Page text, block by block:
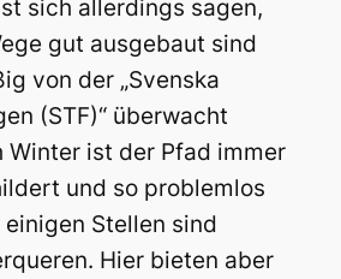
sich allerdings sagen,
gut ausgebaut sind
von der „Svenska
(STF)“ überwacht
Winter ist der Pfad immer
und so problemlos
Stellen sind
Hier bieten aber